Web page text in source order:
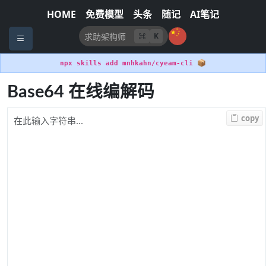
HOME 免费模型 头条 随记 AI笔记
K
npx skills add mnhkahn/cyeam-cli 📦
Base64 在线编解码
copy